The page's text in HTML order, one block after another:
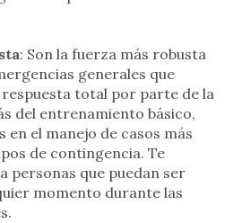
: Son la fuerza más robusta
generales que
total por parte de la
del entrenamiento básico,
en el manejo de casos más
de contingencia. Te
personas que puedan ser
momento durante las